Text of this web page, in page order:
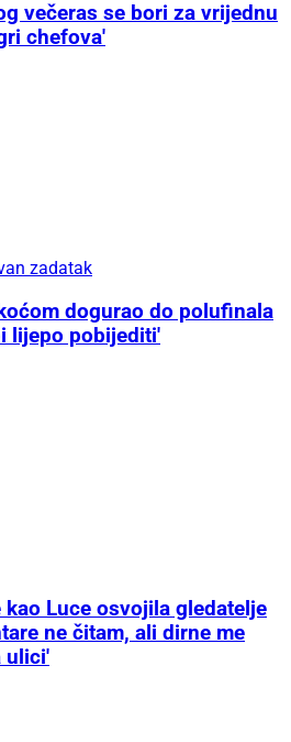
večeras se bori za vrijednu
chefova'
zadatak
dogurao do polufinala
lijepo pobijediti'
Luce osvojila gledatelje
ne čitam, ali dirne me
ulici'